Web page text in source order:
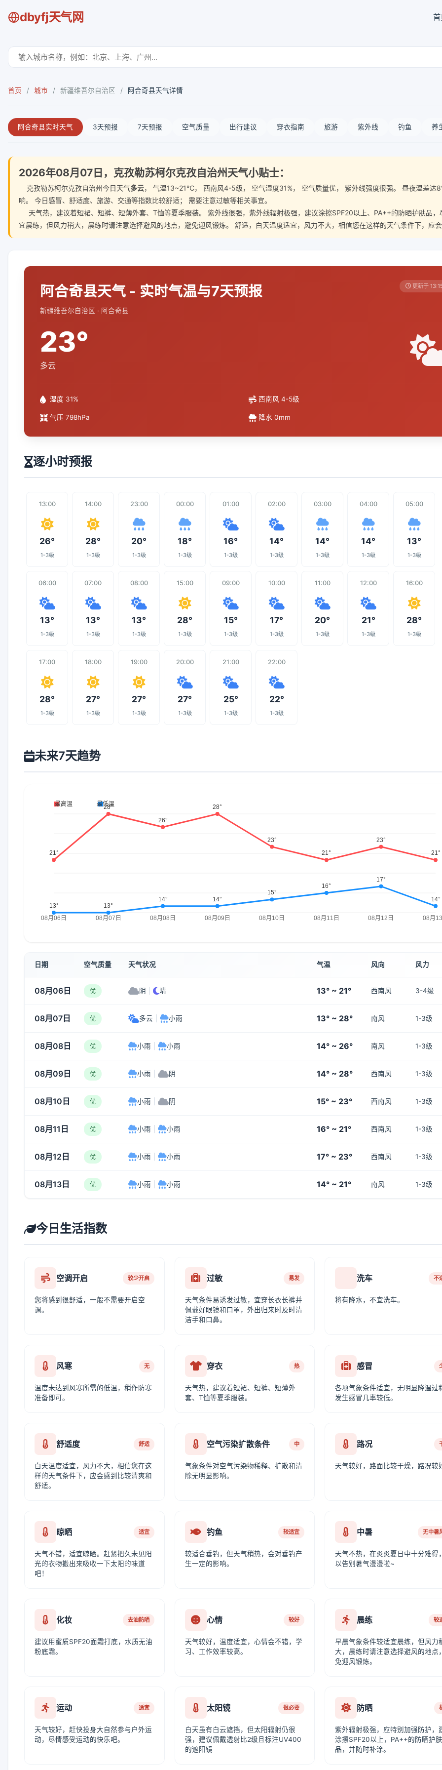
dbyfj天气网
首页 / 城市 / 新疆维吾尔自治区 / 阿合奇县天气详情
阿合奇县实时天气 3天预报 7天预报 空气质量 出行建议 穿衣指南 旅游 紫外线 钓鱼 养
2026年08月07日，克孜勒苏柯尔克孜自治州天气小贴士：
克孜勒苏柯尔克孜自治州今日天气多云， 气温13~21℃， 西南风4-5级， 空气湿度31%， 空气质量优， 紫外线强度很强。 昼夜温差
响。 今日感冒、舒适度、旅游、交通等指数比较舒适； 需要注意过敏等相关事宜。
天气热，建议着短裙、短裤、短薄外套、T恤等夏季服装。 紫外线很强，紫外线辐射极强，建议涂擦SPF20以上、PA++的防晒护肤品
宜晨练，但风力稍大，晨练时请注意选择避风的地点，避免迎风锻炼。 舒适，白天温度适宜，风力不大，相信您在这样的天气条件下，应
阿合奇县天气 - 实时气温与7天预报
新疆维吾尔自治区 · 阿合奇县
更新于
23°
多云
湿度 31% 西南风 4-5级
气压 798hPa 降水 0mm
逐小时预报
13:00
26°
1-3级
14:00
28°
1-3级
23:00
20°
1-3级
00:00
18°
1-3级
01:00
16°
1-3级
02:00
14°
1-3级
03:00
14°
1-3级
04:00
14°
1-3级
05:00
13°
1-3级
06:00
13°
1-3级
07:00
13°
1-3级
08:00
13°
1-3级
15:00
28°
1-3级
09:00
15°
1-3级
10:00
17°
1-3级
11:00
20°
1-3级
12:00
21°
1-3级
16:00
28°
1-3级
17:00
28°
1-3级
18:00
27°
1-3级
19:00
27°
1-3级
20:00
27°
1-3级
21:00
25°
1-3级
22:00
22°
1-3级
未来7天趋势
日期 空气质量 天气状况 气温 风向 风力
08月06日 优 阴 晴 13° ~ 21° 西南风 3-4级
08月07日 优 多云 小雨 13° ~ 28° 南风 1-3级
08月08日 优 小雨 小雨 14° ~ 26° 南风 1-3级
08月09日 优 小雨 阴 14° ~ 28° 西南风 1-3级
08月10日 优 小雨 阴 15° ~ 23° 西南风 1-3级
08月11日 优 小雨 小雨 16° ~ 21° 西南风 1-3级
08月12日 优 小雨 小雨 17° ~ 23° 西南风 1-3级
08月13日 优 小雨 小雨 14° ~ 21° 南风 1-3级
今日生活指数
空调开启 较少开启
您将感到很舒适，一般不需要开启空
调。
过敏 易发
天气条件易诱发过敏，宜穿长衣长裤并
佩戴好眼镜和口罩，外出归来时及时清
洁手和口鼻。
洗车 不
将有降水，不宜洗车。
风寒 无
温度未达到风寒所需的低温，稍作防寒
准备即可。
穿衣 热
天气热，建议着短裙、短裤、短薄外
套、T恤等夏季服装。
感冒
各项气象条件适宜，无明显降温过
发生感冒几率较低。
舒适度 舒适
白天温度适宜，风力不大，相信您在这
样的天气条件下，应会感到比较清爽和
舒适。
空气污染扩散条件 中
气象条件对空气污染物稀释、扩散和清
除无明显影响。
路况
天气较好，路面比较干燥，路况较
晾晒 适宜
天气不错，适宜晾晒。赶紧把久未见阳
光的衣物搬出来吸收一下太阳的味道
吧！
钓鱼 较适宜
较适合垂钓，但天气稍热，会对垂钓产
生一定的影响。
中暑 无中暑
天气不热，在炎炎夏日中十分难得
以告别暑气漫漫啦~
化妆 去油防晒
建议用蜜质SPF20面霜打底，水质无油
粉底霜。
心情 较好
天气较好，温度适宜，心情会不错，学
习、工作效率较高。
晨练 较
早晨气象条件较适宜晨练，但风力
大，晨练时请注意选择避风的地点
免迎风锻炼。
运动 适宜
天气较好，赶快投身大自然参与户外运
动，尽情感受运动的快乐吧。
太阳镜 很必要
白天虽有白云遮挡，但太阳辐射仍很
强，建议佩戴透射比2级且标注UV400
的遮阳镜
防晒
紫外辐射极强，应特别加强防护，
涂擦SPF20以上，PA++的防晒护
品，并随时补涂。